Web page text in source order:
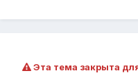
Эта тема закрыта